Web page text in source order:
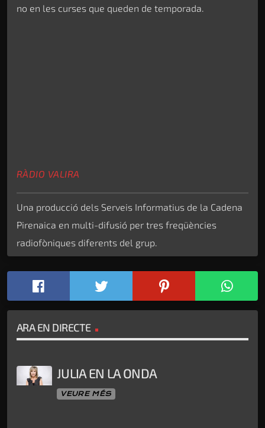
no en les curses que queden de temporada.
RÀDIO VALIRA
Una producció dels Serveis Informatius de la Cadena
Pirenaica en multi-difusió per tres freqüències
radiofòniques diferents del grup.
ARA EN DIRECTE
JULIA EN LA ONDA
VEURE MÉS